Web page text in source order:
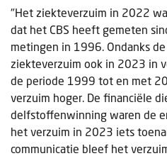
"Het ziekteverzuim in 2022
dat het CBS heeft gemeten
metingen in 1996. Ondanks
ziekteverzuim ook in 2023 in
de periode 1999 tot en met
verzuim hoger. De financiële
delfstoffenwinning waren de
het verzuim in 2023 iets
communicatie bleef het